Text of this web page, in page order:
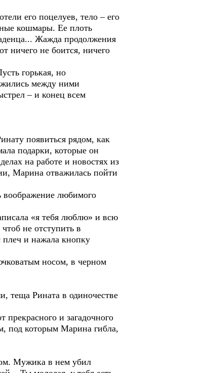
его поцелуев, тело – его
кошмары. Ее плоть
Жажда продолжения
ничего не боится, ничего
горькая, но
между ними
– и конец всем
появиться рядом, как
подарки, которые он
на работе и новостях из
Марина отважилась пойти
любимого
«я тебя люблю» и всю
не отступить в
и нажала кнопку
носом, в черном
теща Рината в одиночестве
и загадочного
под которым Марина гибла,
Мужика в нем убил